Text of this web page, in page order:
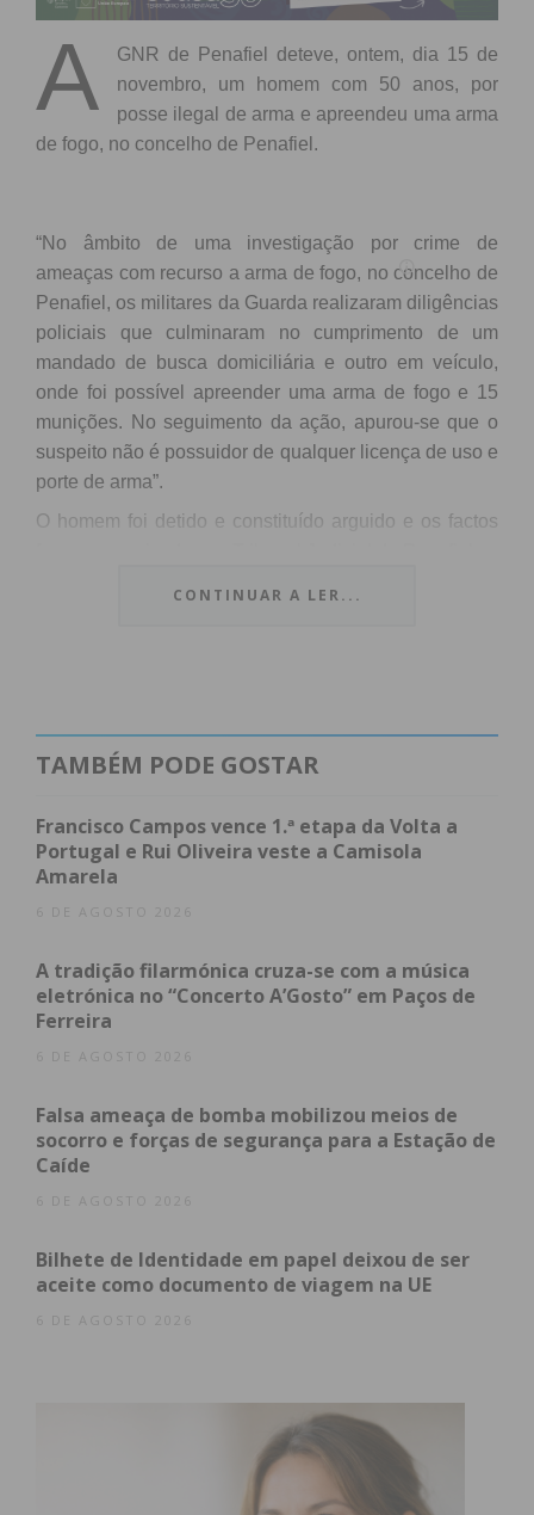
A
GNR de Penafiel deteve, ontem, dia 15 de
novembro, um homem com 50 anos, por
posse ilegal de arma e apreendeu uma arma
de fogo, no concelho de Penafiel.
“No âmbito de uma investigação por crime de
ameaças com recurso a arma de fogo, no concelho de
Penafiel, os militares da Guarda realizaram diligências
policiais que culminaram no cumprimento de um
mandado de busca domiciliária e outro em veículo,
onde foi possível apreender uma arma de fogo e 15
munições. No seguimento da ação, apurou-se que o
suspeito não é possuidor de qualquer licença de uso e
porte de arma”.
O homem foi detido e constituído arguido e os factos
Assine nossa newsletter por e-mail e
atualizada.
Eu li e concordo com ostermos e
CONTINUAR A LER...
TAMBÉM PODE GOSTAR
Francisco Campos vence 1.ª etapa da Volta a
Portugal e Rui Oliveira veste a Camisola
Amarela
6 DE AGOSTO 2026
A tradição filarmónica cruza-se com a música
eletrónica no “Concerto A’Gosto” em Paços de
Ferreira
6 DE AGOSTO 2026
Falsa ameaça de bomba mobilizou meios de
socorro e forças de segurança para a Estação de
Caíde
6 DE AGOSTO 2026
Bilhete de Identidade em papel deixou de ser
aceite como documento de viagem na UE
6 DE AGOSTO 2026